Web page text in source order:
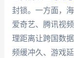
封锁。一方面，
爱奇艺、腾讯视
理距离让跨国数
频缓冲久、游戏